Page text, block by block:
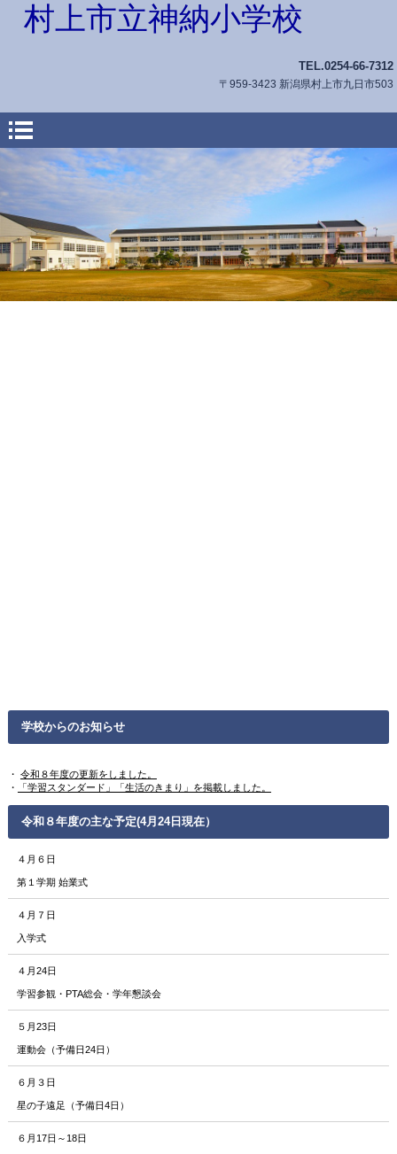
村上市立神納小学校
TEL.0254-66-7312
〒959-3423 新潟県村上市九日市503
学校からのお知らせ
・ 令和８年度の更新をしました。
・
「学習スタンダード」「生活のきまり」を掲載しました。
令和８年度の主な予定(4月24日現在）
４月６日
第１学期 始業式
４月７日
入学式
４月24日
学習参観・PTA総会・学年懇談会
５月23日
運動会（予備日24日）
６月３日
星の子遠足（予備日4日）
６月17日～18日